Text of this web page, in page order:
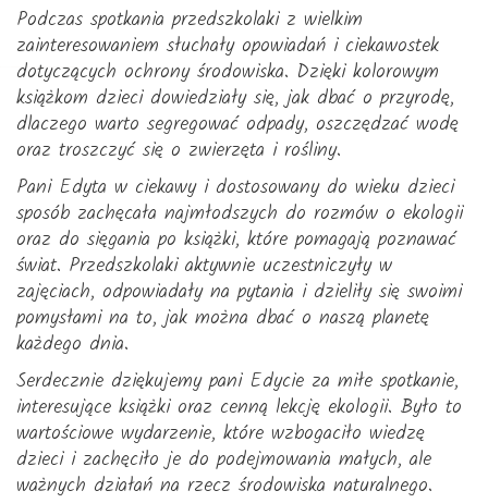
Podczas spotkania przedszkolaki z wielkim
zainteresowaniem słuchały opowiadań i ciekawostek
dotyczących ochrony środowiska. Dzięki kolorowym
książkom dzieci dowiedziały się, jak dbać o przyrodę,
dlaczego warto segregować odpady, oszczędzać wodę
oraz troszczyć się o zwierzęta i rośliny.
Pani Edyta w ciekawy i dostosowany do wieku dzieci
sposób zachęcała najmłodszych do rozmów o ekologii
oraz do sięgania po książki, które pomagają poznawać
świat. Przedszkolaki aktywnie uczestniczyły w
zajęciach, odpowiadały na pytania i dzieliły się swoimi
pomysłami na to, jak można dbać o naszą planetę
każdego dnia.
Serdecznie dziękujemy pani Edycie za miłe spotkanie,
interesujące książki oraz cenną lekcję ekologii. Było to
wartościowe wydarzenie, które wzbogaciło wiedzę
dzieci i zachęciło je do podejmowania małych, ale
ważnych działań na rzecz środowiska naturalnego.